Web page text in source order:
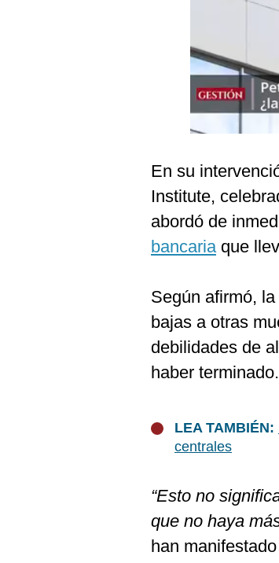
En su
Institute,
abordó de
bancariaque
Según afirmó,
bajas a otras
debilidades de
haber terminado.
LEA TAMBIÉN:
centrales
“Esto no
que no haya
han